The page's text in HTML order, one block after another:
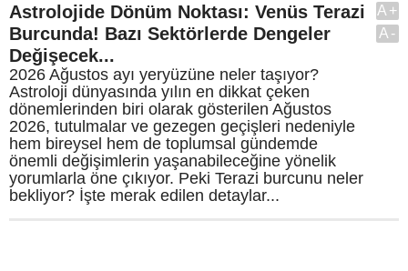
Astrolojide Dönüm Noktası: Venüs Terazi
Burcunda! Bazı Sektörlerde Dengeler
Değişecek...
2026 Ağustos ayı yeryüzüne neler taşıyor?
Astroloji dünyasında yılın en dikkat çeken
dönemlerinden biri olarak gösterilen Ağustos
2026, tutulmalar ve gezegen geçişleri nedeniyle
hem bireysel hem de toplumsal gündemde
önemli değişimlerin yaşanabileceğine yönelik
yorumlarla öne çıkıyor. Peki Terazi burcunu neler
bekliyor? İşte merak edilen detaylar...
A+
A-